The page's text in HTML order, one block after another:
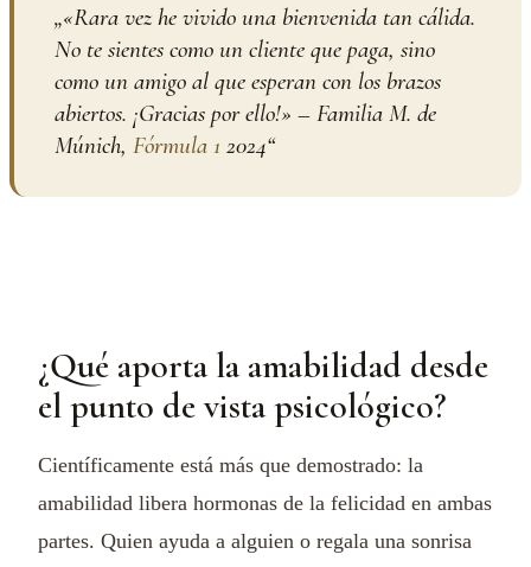
„«Rara vez he vivido una bienvenida tan cálida.
No te sientes como un cliente que paga, sino
como un amigo al que esperan con los brazos
abiertos. ¡Gracias por ello!» – Familia M. de
Múnich, Fórmula 1 2024“
¿Qué aporta la amabilidad desde
el punto de vista psicológico?
Científicamente está más que demostrado: la
amabilidad libera hormonas de la felicidad en ambas
partes. Quien ayuda a alguien o regala una sonrisa